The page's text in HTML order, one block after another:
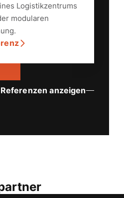
Logistikzentrums
modularen